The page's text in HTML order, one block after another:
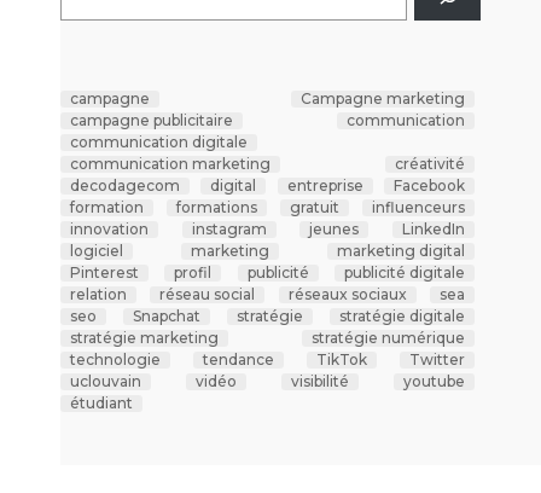
campagne
Campagne marketing
campagne publicitaire
communication
communication digitale
communication marketing
créativité
decodagecom
digital entreprise
Facebook
formation
formations gratuit
influenceurs
innovation
instagram jeunes
LinkedIn
logiciel
marketing
marketing digital
Pinterest
profil publicité
publicité digitale
relation
réseau social réseaux sociaux
sea
seo
Snapchat stratégie
stratégie digitale
stratégie marketing
stratégie numérique
technologie
tendance TikTok
Twitter
uclouvain
vidéo visibilité
youtube
étudiant